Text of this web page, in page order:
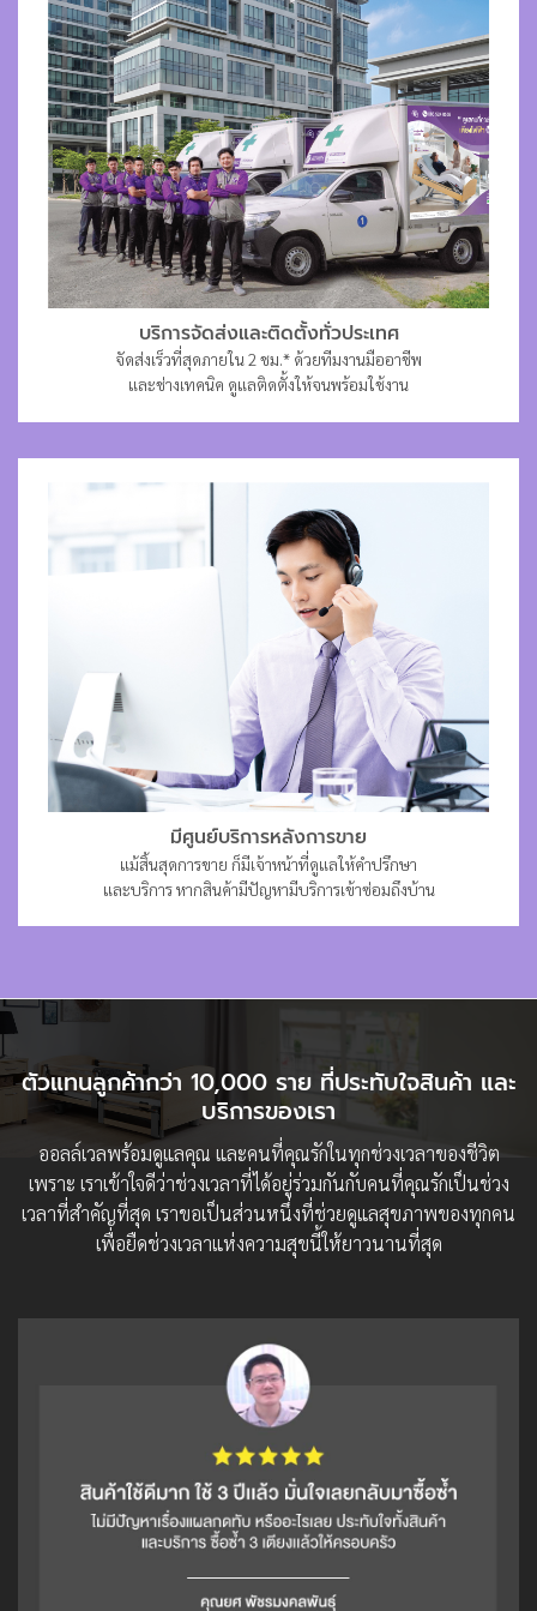
บริการจัดส่งและติดตั้งทั่วประเทศ
จัดส่งเร็วที่สุดภายใน 2 ชม.* ด้วยทีมงานมืออาชีพ
และช่างเทคนิค ดูแลติดตั้งให้จนพร้อมใช้งาน
มีศูนย์บริการหลังการขาย
แม้สิ้นสุดการขาย ก็มีเจ้าหน้าที่ดูแลให้คำปรึกษา
และบริการ หากสินค้ามีปัญหามีบริการเข้าซ่อมถึงบ้าน
ตัวแทนลูกค้ากว่า 10,000 ราย ที่ประทับใจสินค้า และ
บริการของเรา
ออลล์เวลพร้อมดูแลคุณ และคนที่คุณรักในทุกช่วงเวลาของชีวิต
เพราะ เราเข้าใจดีว่าช่วงเวลาที่ได้อยู่ร่วมกันกับคนที่คุณรักเป็นช่วง
เวลาที่สำคัญที่สุด เราขอเป็นส่วนหนึ่งที่ช่วยดูแลสุขภาพของทุกคน
เพื่อยืดช่วงเวลาแห่งความสุขนี้ให้ยาวนานที่สุด